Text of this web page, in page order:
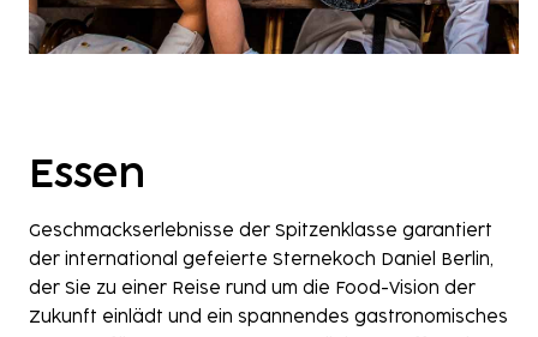
Essen
Geschmackserlebnisse der Spitzenklasse garantiert
der international gefeierte Sternekoch
Daniel Berlin,
der Sie zu einer Reise rund um die Food-Vision der
Zukunft einlädt und ein spannendes gastronomisches